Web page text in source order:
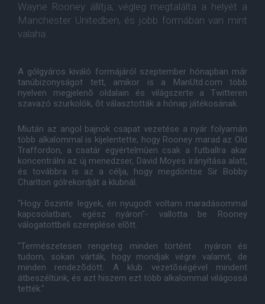
Wayne Rooney állítja, végleg megtalálta a helyét a
Manchester Unitedben, és jobb formában van mint
valaha.
A gólgyáros kiváló formájáról szeptember hónapban már
tanúbizonyságot tett, amikor is a ManUtd.com több
nyelven megjelenõ oldalain és világszerte a Twitteren
szavazó szurkolók, õt választották a hónap játékosának.
Miután az angol bajnok csapat vezetése a nyár folyamán
több alkalommal is kijelentette, hogy Rooney marad az Old
Traffordon, a csatár egyértelmûen csak a futballra akar
koncentrálni az új menedzser, David Moyes irányítása alatt,
és továbbra is az a célja, hogy megdöntse Sir Bobby
Charlton gólrekordját a klubnál.
"Hogy õszinte legyek, én nyugodt voltam maradásommal
kapcsolatban, egész nyáron"- vallotta be Rooney
válogatottbeli szereplése elõtt.
"Természetesen rengeteg minden történt nyáron és
tudom, sokan várták, hogy mondjak végre valamit, de
minden rendezõdött. A klub vezetõségével mindent
átbeszéltünk, és azt hiszem ezt több alkalommal világossá
tették."